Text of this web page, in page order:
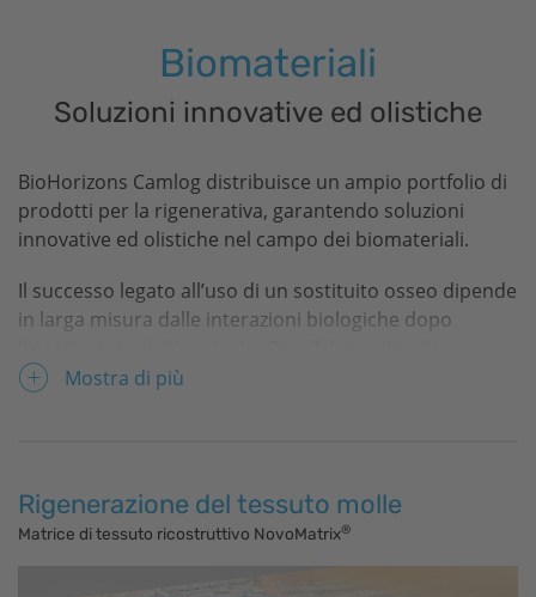
Biomateriali
Soluzioni innovative ed olistiche
BioHorizons Camlog distribuisce un ampio portfolio di
prodotti per la rigenerativa, garantendo soluzioni
innovative ed olistiche nel campo dei biomateriali.
Il successo legato all’uso di un sostituito osseo dipende
in larga misura dalle interazioni biologiche dopo
progressione dell’osteoformazione intervengono
Mostra di più
Rigenerazione del tessuto molle
Matrice di tessuto ricostruttivo NovoMatrix®